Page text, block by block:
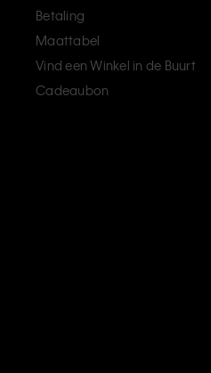
Betaling
Maattabel
Vind een Winkel in de Buurt
Cadeaubon